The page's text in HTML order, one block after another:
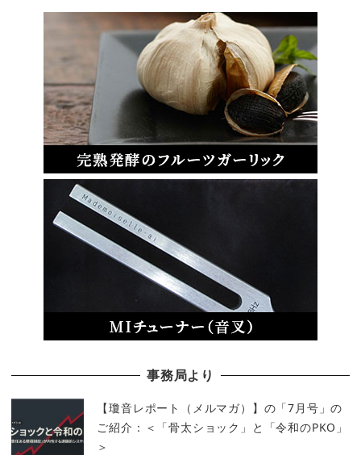
事務局より
【瓊音レポート（メルマガ）】の「7月号」の
ご紹介：＜「骨太ショック」と「令和のPKO」
＞